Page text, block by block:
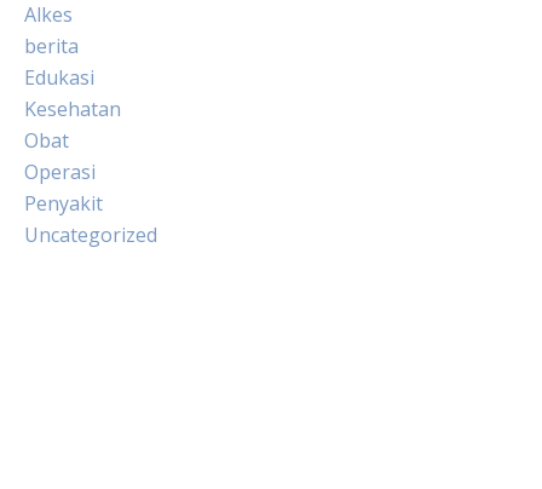
Alkes
berita
Edukasi
Kesehatan
Obat
Operasi
Penyakit
Uncategorized